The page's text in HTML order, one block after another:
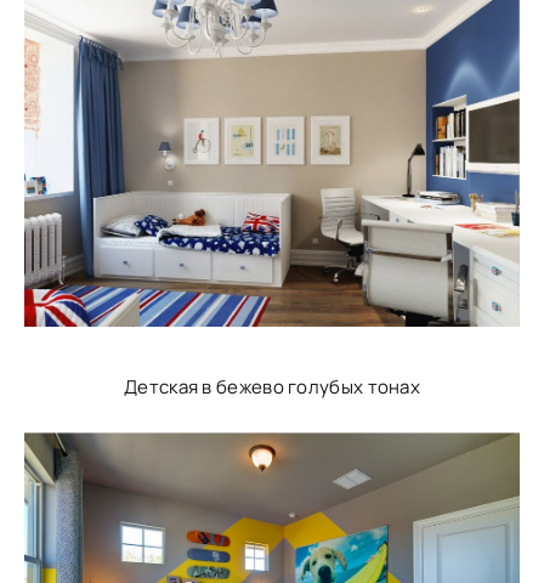
Детская в бежево голубых тонах